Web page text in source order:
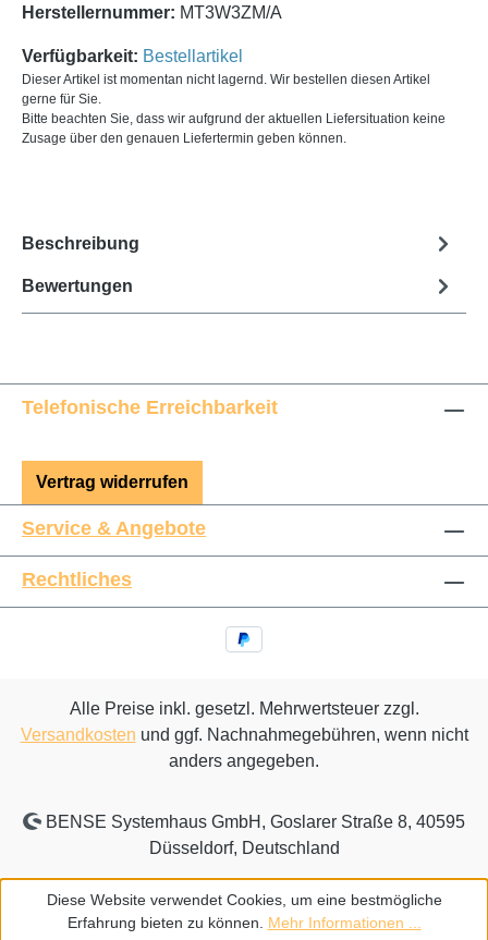
Herstellernummer: MT3W3ZM/A
Verfügbarkeit: Bestellartikel
Dieser Artikel ist momentan nicht lagernd. Wir bestellen diesen Artikel
gerne für Sie.
Bitte beachten Sie, dass wir aufgrund der aktuellen Liefersituation keine
Zusage über den genauen Liefertermin geben können.
Beschreibung
Bewertungen
Telefonische Erreichbarkeit
Vertrag widerrufen
Service & Angebote
Rechtliches
Alle Preise inkl. gesetzl. Mehrwertsteuer zzgl.
Versandkosten und ggf. Nachnahmegebühren, wenn nicht
anders angegeben.
BENSE Systemhaus GmbH, Goslarer Straße 8, 40595
Düsseldorf, Deutschland
Diese Website verwendet Cookies, um eine bestmögliche
Erfahrung bieten zu können. Mehr Informationen ...